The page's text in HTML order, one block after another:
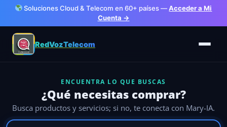
Soluciones Cloud & Telecom en 60+ países —Acceder a Mi
Cuenta →
RedVozTelecom
ENCUENTRA LO QUE BUSCAS
¿Qué necesitas comprar?
Busca productos y servicios; si no, te conecta con Mary-IA.